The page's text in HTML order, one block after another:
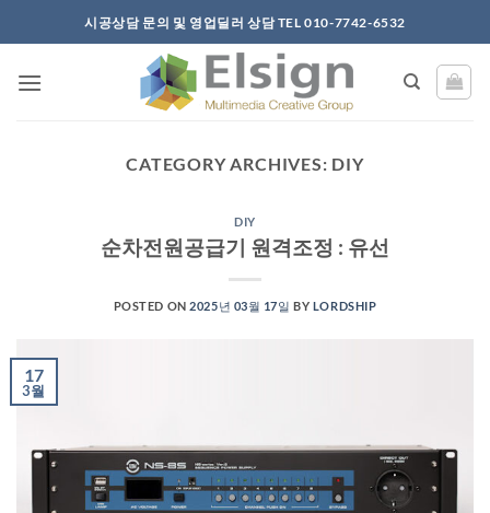
to
시공상담 문의 및 영업딜러 상담 TEL 010-7742-6532
CATEGORY ARCHIVES: DIY
DIY
순차전원공급기 원격조정 : 유선
POSTED ON2025년 03월 17일 BY LORDSHIP
17
3월